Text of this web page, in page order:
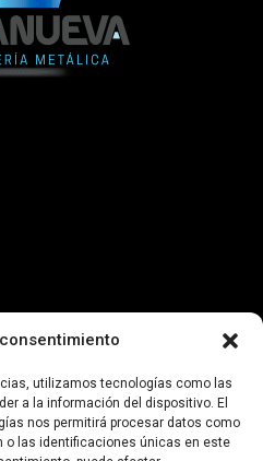
utilizamos tecnologías como las
a la información del dispositivo. El
nos permitirá procesar datos como
o las identificaciones únicas en este
de Sigena, Huesca